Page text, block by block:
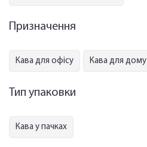
Призначення
Кава для офісу Кава для дому
Тип упаковки
Кава у пачках